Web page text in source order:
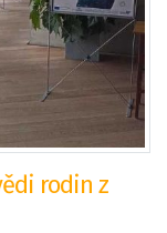
rodin z